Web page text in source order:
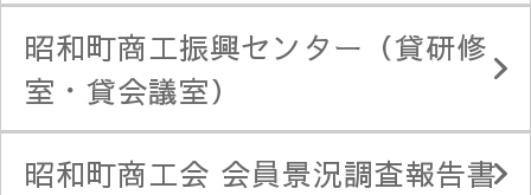
昭和町商工振興センター（貸研修
室・貸会議室）
昭和町商工会 会員景況調査報告書